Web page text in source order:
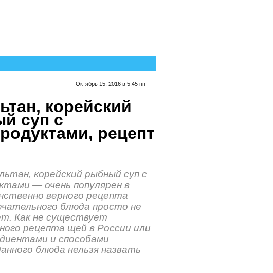
корейский
суп с
рецепт
корейский рыбный суп с
— очень популярен в
верного рецепта
блюда просто не
Как не существует
рецепта щей в России или
и способами
блюда нельзя назвать
Октябрь 15, 2016 в 5:45 пп